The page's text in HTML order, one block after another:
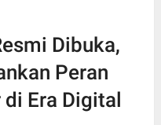
Dibuka,
Peran
Era Digital